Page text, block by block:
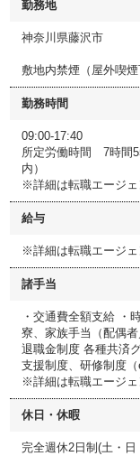
勤務地
神奈川県藤沢市
敷地内禁煙（屋外喫
勤務時間
09:00-17:40
所定労働時間 7時間
内）
※詳細は転職エージェ
給与
※詳細は転職エージェ
諸手当
・交通費全額支給 ・
寮、家族手当（配偶者
退職金制度 各種共済
支援制度、研修制度
※詳細は転職エージェ
休日・休暇
完全週休2日制(土・